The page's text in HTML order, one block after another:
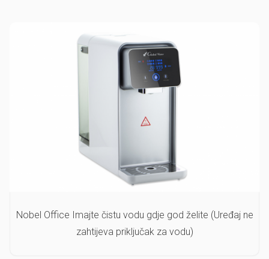
Nobel Office Imajte čistu vodu gdje god želite (Uređaj ne
zahtijeva priključak za vodu)